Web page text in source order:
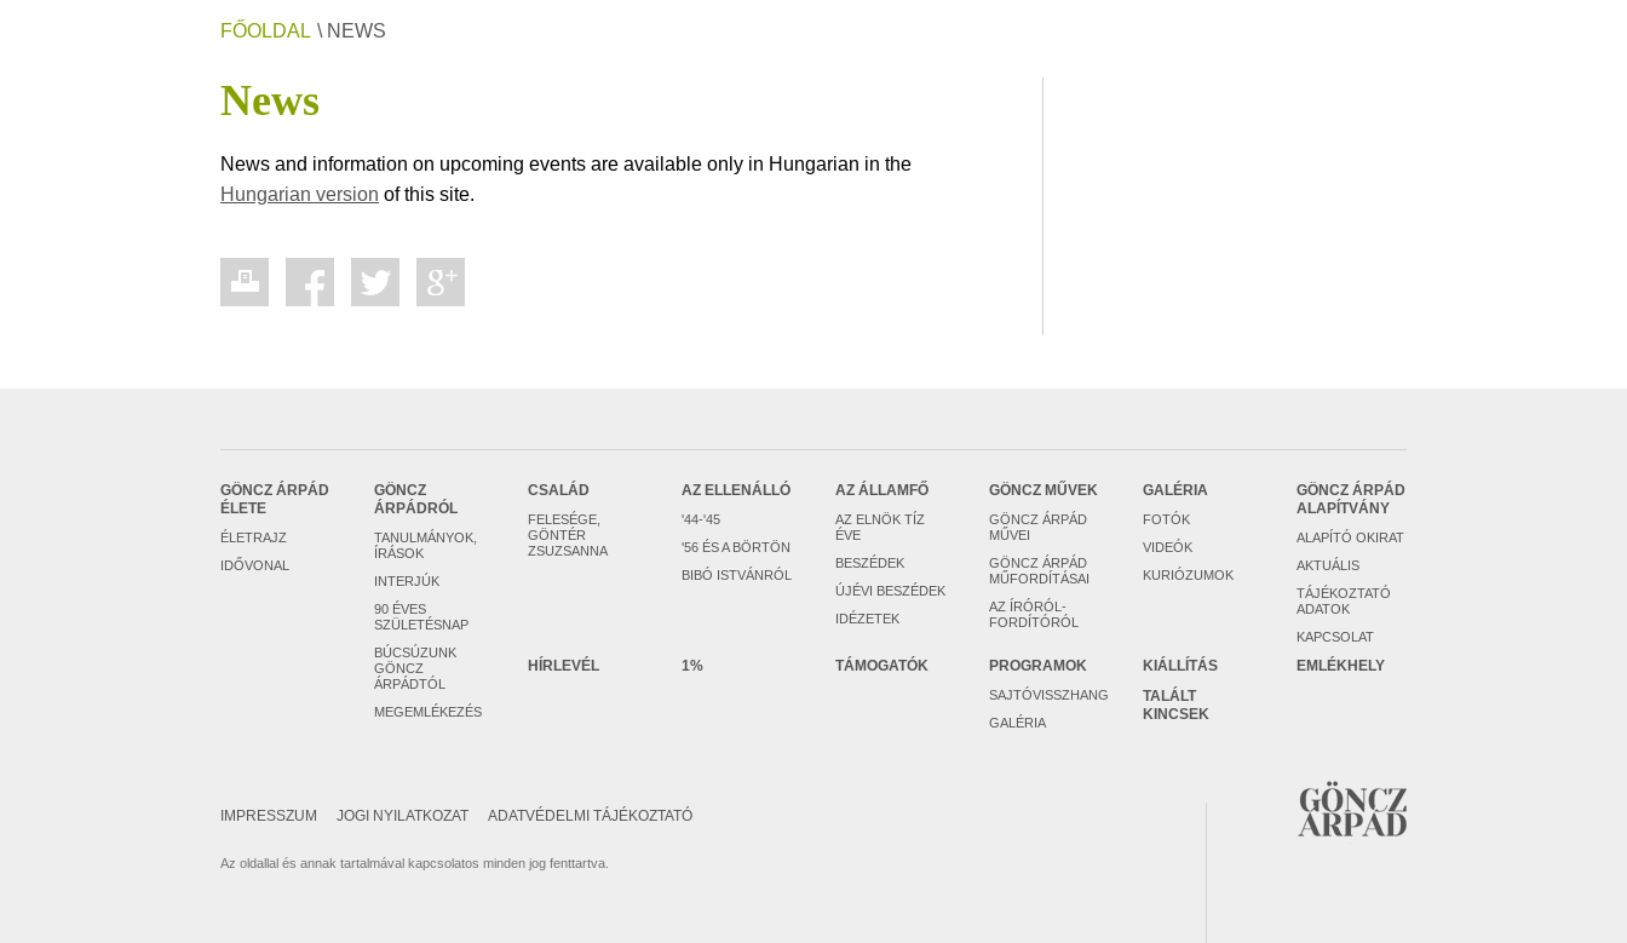
FŐOLDAL \ NEWS
News
News and information on upcoming events are available only in Hungarian in the
Hungarian version of this site.
GÖNCZ ÁRPÁD
ÉLETE
ÉLETRAJZ
IDŐVONAL
GÖNCZ
ÁRPÁDRÓL
TANULMÁNYOK,
ÍRÁSOK
INTERJÚK
90 ÉVES
SZÜLETÉSNAP
BÚCSÚZUNK
GÖNCZ
ÁRPÁDTÓL
MEGEMLÉKEZÉS
CSALÁD
FELESÉGE,
GÖNTÉR
ZSUZSANNA
AZ ELLENÁLLÓ
'44-'45
'56 ÉS A BÖRTÖN
BIBÓ ISTVÁNRÓL
AZ ÁLLAMFŐ
AZ ELNÖK TÍZ
ÉVE
BESZÉDEK
ÚJÉVI BESZÉDEK
IDÉZETEK
GÖNCZ MŰVEK
GÖNCZ ÁRPÁD
MŰVEI
GÖNCZ ÁRPÁD
MŰFORDÍTÁSAI
AZ ÍRÓRÓL-
FORDÍTÓRÓL
GALÉRIA
FOTÓK
VIDEÓK
KURIÓZUMOK
GÖNCZ ÁRPÁD
ALAPÍTVÁNY
ALAPÍTÓ OKIRAT
AKTUÁLIS
TÁJÉKOZTATÓ
ADATOK
KAPCSOLAT
HÍRLEVÉL 1% TÁMOGATÓK PROGRAMOK
SAJTÓVISSZHANG
GALÉRIA
KIÁLLÍTÁS
EMLÉKHELY
TALÁLT
KINCSEK
IMPRESSZUM JOGI NYILATKOZAT ADATVÉDELMI TÁJÉKOZTATÓ
Az oldallal és annak tartalmával kapcsolatos minden jog fenttartva.